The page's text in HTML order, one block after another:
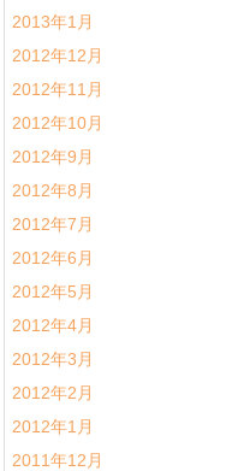
2013年1月
2012年12月
2012年11月
2012年10月
2012年9月
2012年8月
2012年7月
2012年6月
2012年5月
2012年4月
2012年3月
2012年2月
2012年1月
2011年12月